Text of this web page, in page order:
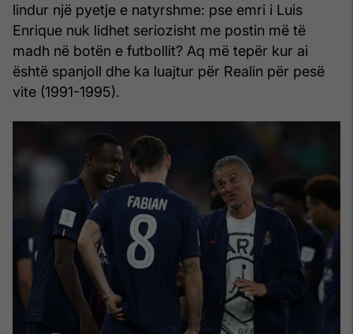
lindur një pyetje e natyrshme: pse emri i Luis
Enrique nuk lidhet seriozisht me postin më të
madh në botën e futbollit? Aq më tepër kur ai
është spanjoll dhe ka luajtur për Realin për pesë
vite (1991-1995).